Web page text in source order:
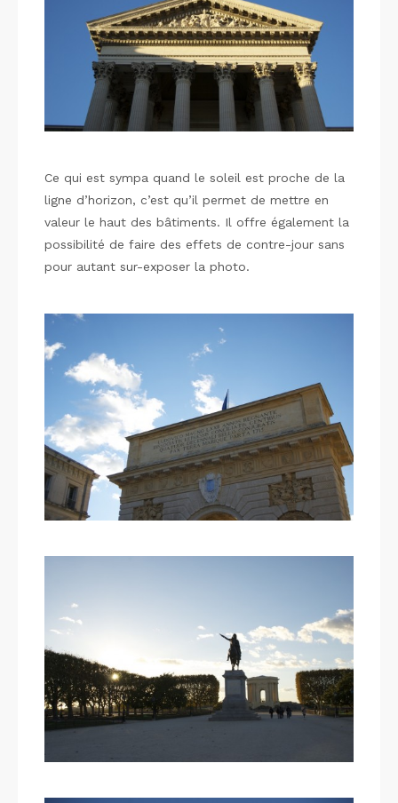
Ce qui est sympa quand le soleil est proche de la
ligne d’horizon, c’est qu’il permet de mettre en
valeur le haut des bâtiments. Il offre également la
possibilité de faire des effets de contre-jour sans
pour autant sur-exposer la photo.